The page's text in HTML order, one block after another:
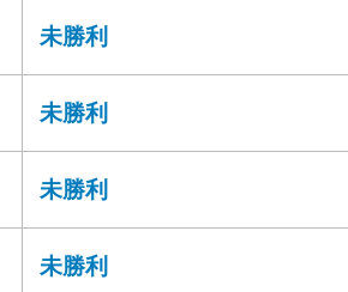
未勝利
未勝利
未勝利
未勝利